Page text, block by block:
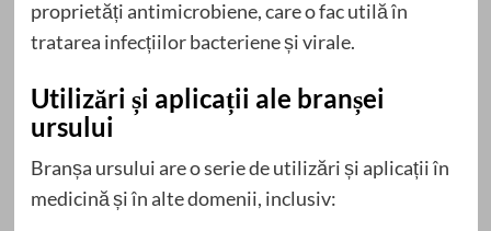
proprietăți antimicrobiene, care o fac utilă în
tratarea infecțiilor bacteriene și virale.
Utilizări și aplicații ale branșei
ursului
Branșa ursului are o serie de utilizări și aplicații în
medicină și în alte domenii, inclusiv: